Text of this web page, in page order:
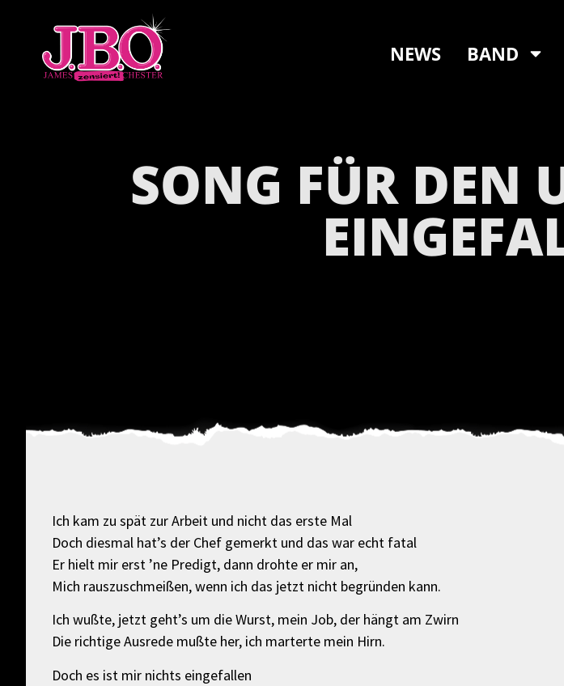
NEWS BAND
SONG FÜR DEN
Ich kam zu spät zur Arbeit und nicht das erste Mal
Doch diesmal hat’s der Chef gemerkt und das war echt fatal
Er hielt mir erst ’ne Predigt, dann drohte er mir an,
Mich rauszuschmeißen, wenn ich das jetzt nicht begründen kann.
Ich wußte, jetzt geht’s um die Wurst, mein Job, der hängt am Zwirn
Die richtige Ausrede mußte her, ich marterte mein Hirn.
Doch es ist mir nichts eingefallen